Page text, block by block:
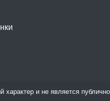
и не является